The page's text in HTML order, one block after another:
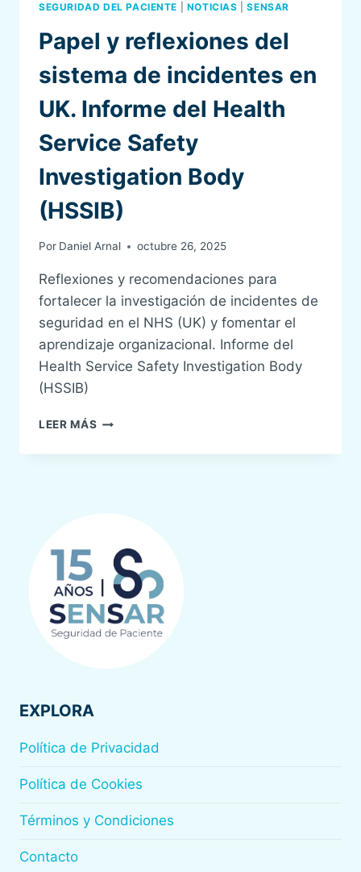
SEGURIDAD DEL PACIENTE
NOTICIAS |SENSAR
Papel y reflexiones del
sistema de incidentes en
UK. Informe del Health
Service Safety
Investigation Body
(HSSIB)
Por Daniel Arnal octubre 26, 2025
Reflexiones y recomendaciones para
fortalecer la investigación de incidentes de
seguridad en el NHS (UK) y fomentar el
aprendizaje organizacional. Informe del
Health Service Safety Investigation Body
(HSSIB)
LEER MÁS PAPEL
REFLEXIONES
UK.
INFORME
DEL
HEALTH
SERVICE
SAFETY
EXPLORA
Política de Privacidad
Política de Cookies
Términos y Condiciones
Contacto